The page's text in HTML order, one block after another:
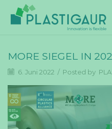
MORE SIEGEL IN
6. Juni 2022 / Posted by